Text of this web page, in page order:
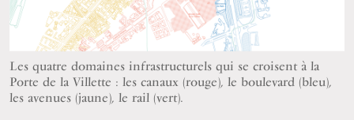
Les quatre domaines infrastructurels qui se croisent à la
Porte de la Villette : les canaux (rouge), le boulevard (bleu),
les avenues (jaune), le rail (vert).